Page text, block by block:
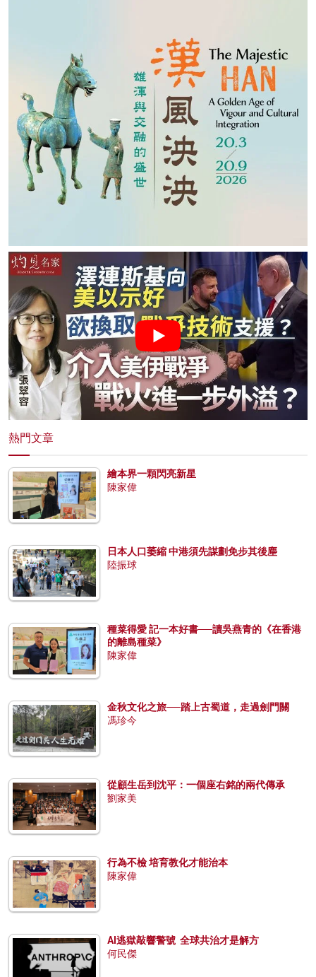
熱門文章
繪本界一顆閃亮新星
陳家偉
日本人口萎縮 中港須先謀劃免步其後塵
陸振球
種菜得愛 記一本好書──讀吳燕青的《在香港
的離島種菜》
陳家偉
金秋文化之旅──踏上古蜀道，走過劍門關
馮珍今
從顧生岳到沈平：一個座右銘的兩代傳承
劉家美
行為不檢 培育教化才能治本
陳家偉
AI逃獄敲響警號 全球共治才是解方
何民傑